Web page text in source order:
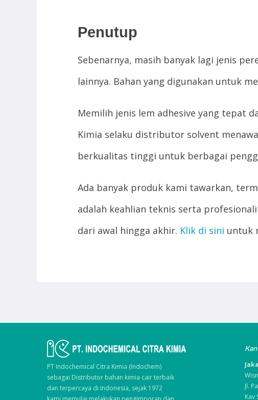
Penutup
Sebenarnya, masih banyak lagi jenis
lainnya. Bahan yang digunakan untuk
Memilih jenis lem adhesive yang tepat
Kimia selaku distributor solvent
berkualitas tinggi untuk berbagai
Ada banyak produk kami tawarkan,
adalah keahlian teknis serta
dari awal hingga akhir. Klik di sini untuk
PT Indochemical Citra Kimia (Indochem)
sebagai Distributor bahan kimia cair terbaik
dan terpercaya di Indonesia, sejak 1972
Jl.
Kav